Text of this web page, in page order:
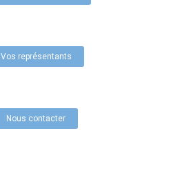
Vos représentants
Nous contacter